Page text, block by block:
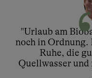
"Urlaub am
noch in Ordnung.
Ruhe, die
Quellwasser